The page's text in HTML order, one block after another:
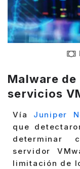
Malware
servicios
Vía Juniper
que
determinar
servidor
limitación de